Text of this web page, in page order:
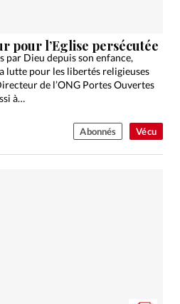
Vécu
pour l’Eglise persécutée
par Dieu depuis son enfance,
lutte pour les libertés religieuses
de l’ONG Portes Ouvertes
à…
Abonnés